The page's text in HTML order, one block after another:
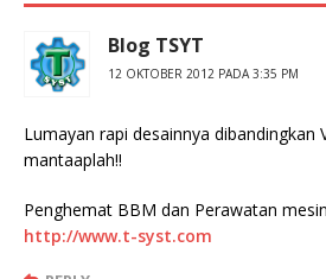
Blog TSYT
12 OKTOBER 2012 PADA 3:35 PM
Lumayan rapi desainnya dibandingkan
mantaaplah!!
Penghemat BBM dan Perawatan
http://www.t-syst.com